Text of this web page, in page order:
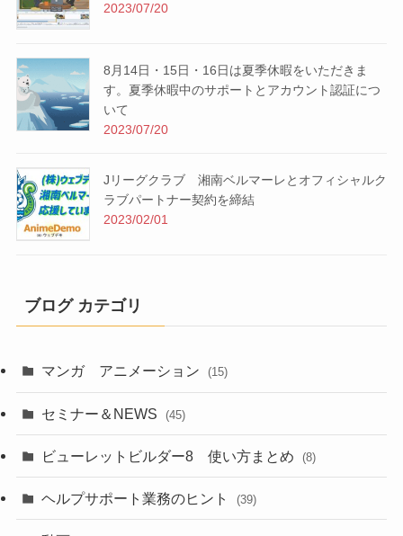
2023/07/20
8月14日・15日・16日は夏季休暇をいただきま
す。夏季休暇中のサポートとアカウント認証につ
いて
2023/07/20
Jリーグクラブ 湘南ベルマーレとオフィシャルク
ラブパートナー契約を締結
2023/02/01
ブログ カテゴリ
マンガ アニメーション (15)
セミナー＆NEWS (45)
ビューレットビルダー8 使い方まとめ (8)
ヘルプサポート業務のヒント (39)